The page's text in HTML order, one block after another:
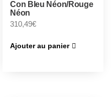
Con Bleu Néon/Rouge
Néon
310,49€
Ajouter au panier